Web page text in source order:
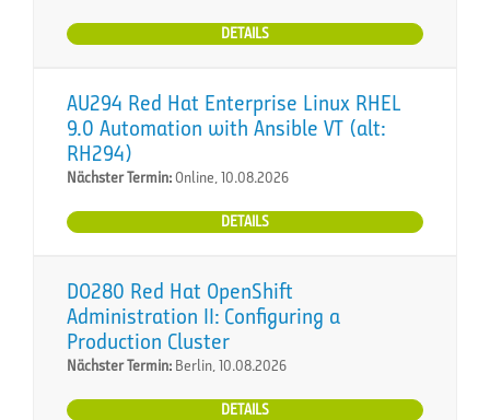
DETAILS
AU294 Red Hat Enterprise Linux RHEL
9.0 Automation with Ansible VT (alt:
RH294)
Nächster Termin:Online, 10.08.2026
DETAILS
DO280 Red Hat OpenShift
Administration II: Configuring a
Production Cluster
Nächster Termin: Berlin, 10.08.2026
DETAILS